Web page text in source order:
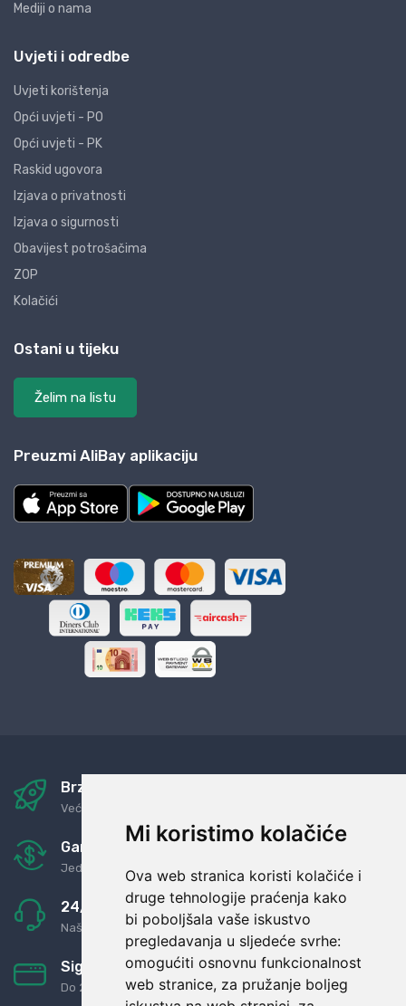
Mi koristimo kolačiće
Ova web stranica koristi kolačiće i
druge tehnologije praćenja kako
bi poboljšala vaše iskustvo
pregledavanja u sljedeće svrhe:
omogućiti osnovnu funkcionalnost
web stranice, za pružanje boljeg
Mediji o nama
Uvjeti i odredbe
Uvjeti korištenja
Opći uvjeti - PO
Opći uvjeti - PK
Raskid ugovora
Izjava o privatnosti
Izjava o sigurnosti
Obavijest potrošačima
ZOP
Kolačići
Ostani u tijeku
Želim na listu
Preuzmi AliBay aplikaciju
Brza i sigurna dostava
Već za nekoliko dana kod vas
Garancija u povrat novaca
Jednostavno pravilo: Roba za novac
24/7 odlična podrška
Naši agenti uvijek na raspolaganju
Sigurno obročno plaćanje
Do 24 rata bez kamata